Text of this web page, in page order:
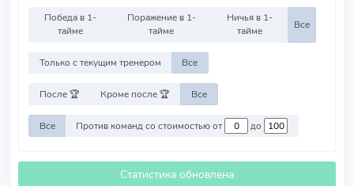
Победа в 1-
тайме
Поражение в 1-
тайме
Ничья в 1-
тайме
Все
Только с текущим тренером Все
После 🏆 Кроме после 🏆 Все
Все Против команд со стоимостью от до
Статистика обновлена